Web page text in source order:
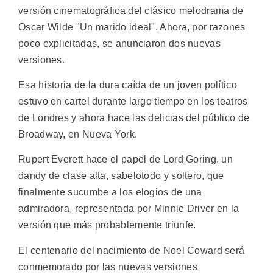
versión cinematográfica del clásico melodrama de
Oscar Wilde "Un marido ideal". Ahora, por razones
poco explicitadas, se anunciaron dos nuevas
versiones.
Esa historia de la dura caída de un joven político
estuvo en cartel durante largo tiempo en los teatros
de Londres y ahora hace las delicias del público de
Broadway, en Nueva York.
Rupert Everett hace el papel de Lord Goring, un
dandy de clase alta, sabelotodo y soltero, que
finalmente sucumbe a los elogios de una
admiradora, representada por Minnie Driver en la
versión que más probablemente triunfe.
El centenario del nacimiento de Noel Coward será
conmemorado por las nuevas versiones